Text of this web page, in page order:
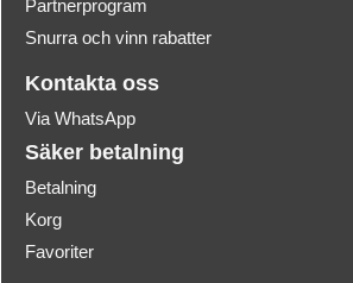
Partnerprogram
Snurra och vinn rabatter
Kontakta oss
Via WhatsApp
Säker betalning
Betalning
Korg
Favoriter